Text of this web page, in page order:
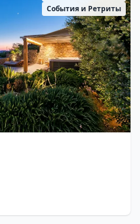
События и Ретриты